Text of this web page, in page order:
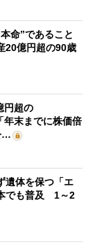
命”であること
20億円超の90歳
円超の
年末までに株価倍
…
遺体を保つ「エ
でも普及 1～2